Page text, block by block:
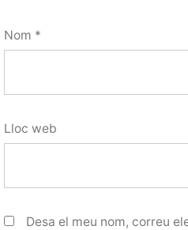
Nom *
Lloc web
Desa el meu nom, correu